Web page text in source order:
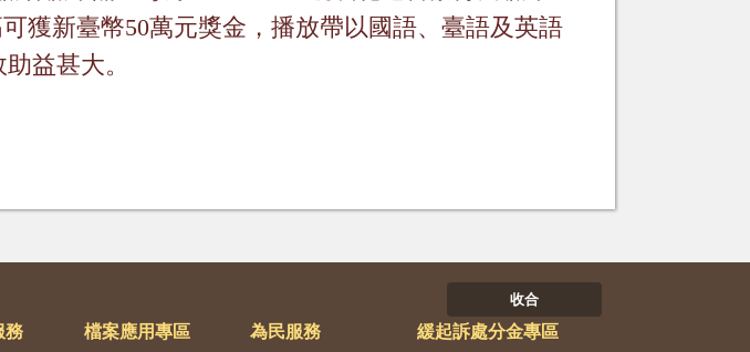
獲新臺幣50萬元獎金，播放帶以國語、臺語及英語
益甚大。
收合
務 檔案應用專區 為民服務 緩起訴處分金專區